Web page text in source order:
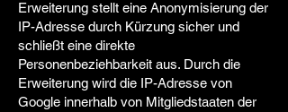
Erweiterung stellt eine Anonymisierung der
IP-Adresse durch Kürzung sicher und
schließt eine direkte
Personenbeziehbarkeit aus. Durch die
Erweiterung wird die IP-Adresse von
Google innerhalb von Mitgliedstaaten der